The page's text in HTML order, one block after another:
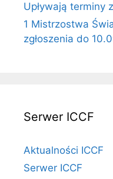
Upływają terminy
1 Mistrzostwa
zgłoszenia do
Serwer ICCF
Aktualności ICCF
Serwer ICCF